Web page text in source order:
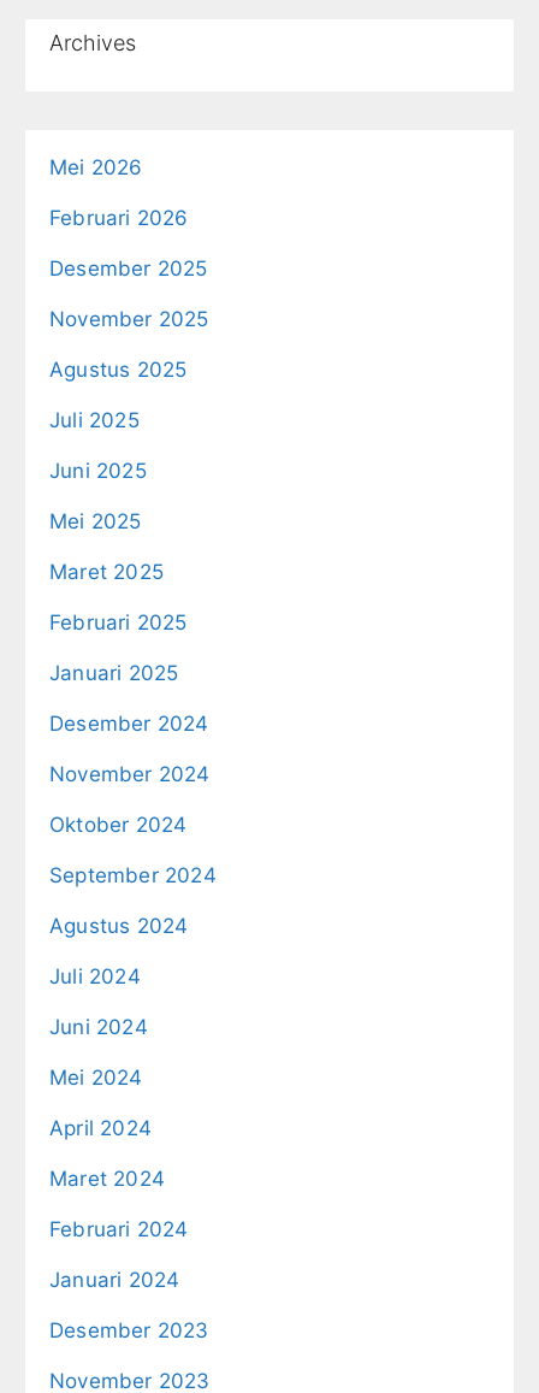
Archives
Mei 2026
Februari 2026
Desember 2025
November 2025
Agustus 2025
Juli 2025
Juni 2025
Mei 2025
Maret 2025
Februari 2025
Januari 2025
Desember 2024
November 2024
Oktober 2024
September 2024
Agustus 2024
Juli 2024
Juni 2024
Mei 2024
April 2024
Maret 2024
Februari 2024
Januari 2024
Desember 2023
November 2023